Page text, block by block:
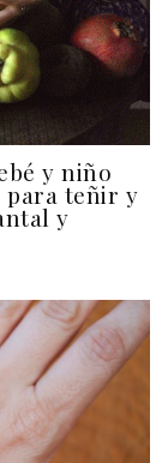
y niño
para teñir y
y